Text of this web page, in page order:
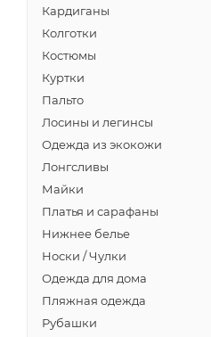
Кардиганы
Колготки
Костюмы
Куртки
Пальто
Лосины и легинсы
Одежда из экокожи
Лонгсливы
Майки
Платья и сарафаны
Нижнее белье
Носки / Чулки
Одежда для дома
Пляжная одежда
Рубашки